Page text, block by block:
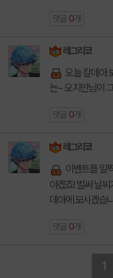
댓글 0 개
레그리코
오늘 칼데아
는~ 오지만님이
댓글 0 개
레그리코
이벤트를 일
야겠죠! 벌써 날
데아에 모시겠습
댓글 0 개
1